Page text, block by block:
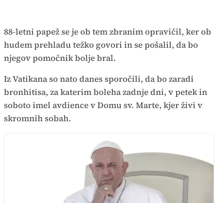
88-letni papež se je ob tem zbranim opravičil, ker ob
hudem prehladu težko govori in se pošalil, da bo
njegov pomočnik bolje bral.
Iz Vatikana so nato danes sporočili, da bo zaradi
bronhitisa, za katerim boleha zadnje dni, v petek in
soboto imel avdience v Domu sv. Marte, kjer živi v
skromnih sobah.